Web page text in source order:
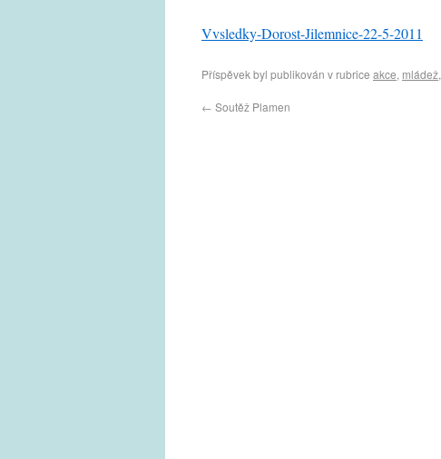
Vvsledky-Dorost-Jilemnice-22-5-2011
Příspěvek byl publikován v rubrice akce, mládež,
← Soutěž Plamen